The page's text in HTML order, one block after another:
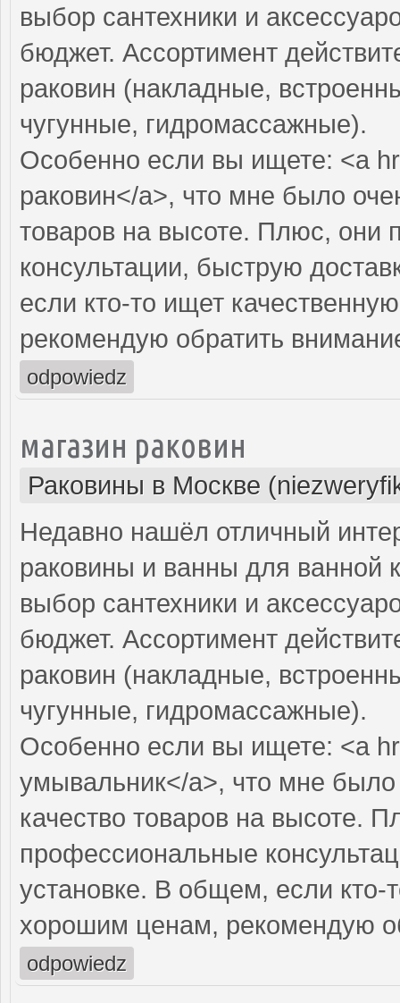
выбор сантехники и
бюджет. Ассортимент
раковин (накладные,
чугунные, гидромассажные).
Особенно если вы ищете: <a
раковин</a>, что мне было
товаров на высоте. Плюс, они
консультации, быструю
если кто-то ищет
рекомендую обратить
odpowiedz
магазин раковин
Раковины в Москве
Недавно нашёл отличный
раковины и ванны для ванной
выбор сантехники и
бюджет. Ассортимент
раковин (накладные,
чугунные, гидромассажные).
Особенно если вы ищете: <a
умывальник</a>, что мне
качество товаров на высоте.
профессиональные
установке. В общем, если кто-
хорошим ценам, рекомендую
odpowiedz